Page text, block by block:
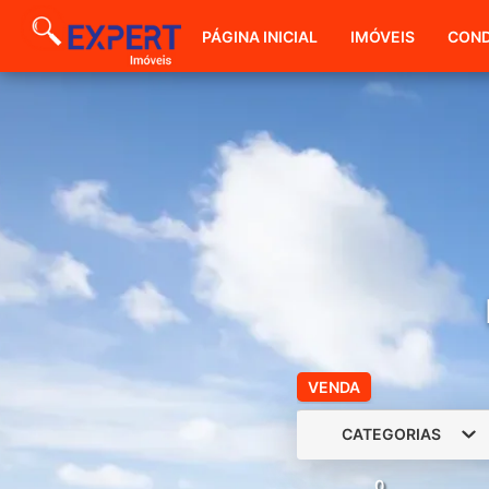
PÁGINA INICIAL IMÓVEIS
VENDA
CATEGORIAS
0